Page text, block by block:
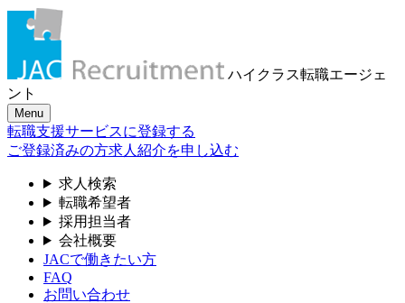
ハイクラス転職エージェ
ント
Menu
転職支援サービスに登録する
ご登録済みの方求人紹介を申し込む
求人検索
転職希望者
採用担当者
会社概要
JACで働きたい方
FAQ
お問い合わせ